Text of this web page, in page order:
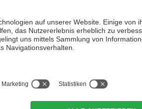
Kapelle und weiter bis zur
aber dank der hier zu
in Richtung Naturns und
Zurück geht es über den markierten
anschließend über die Markierung
Vinschgauer Fahrradweg wieder